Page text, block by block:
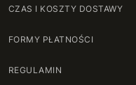
CZAS I KOSZTY DOSTAWY
FORMY PŁATNOŚCI
REGULAMIN